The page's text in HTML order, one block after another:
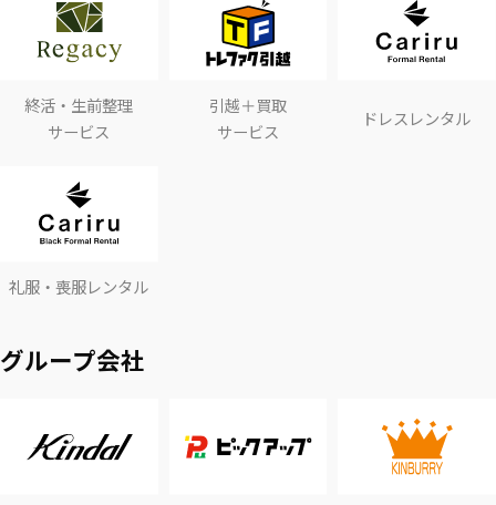
終活・生前整理
サービス
引越＋買取
サービス
ドレスレンタル
礼服・喪服レンタル
グループ会社